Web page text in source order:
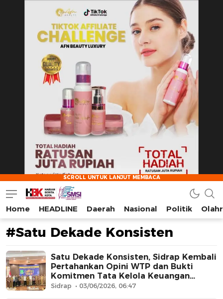
HarianBeritaKota
Mengabarkan Setiap Detil, Sudut, dan Cerita Kota
Home HEADLINE Daerah Nasional Politik
#Satu Dekade Konsisten
Satu Dekade Konsisten, Sidrap Kembali
Pertahankan Opini WTP dan Bukti
Komitmen Tata Kelola Keuangan
Berkualitas
Sidrap 03/06/2026, 06:47